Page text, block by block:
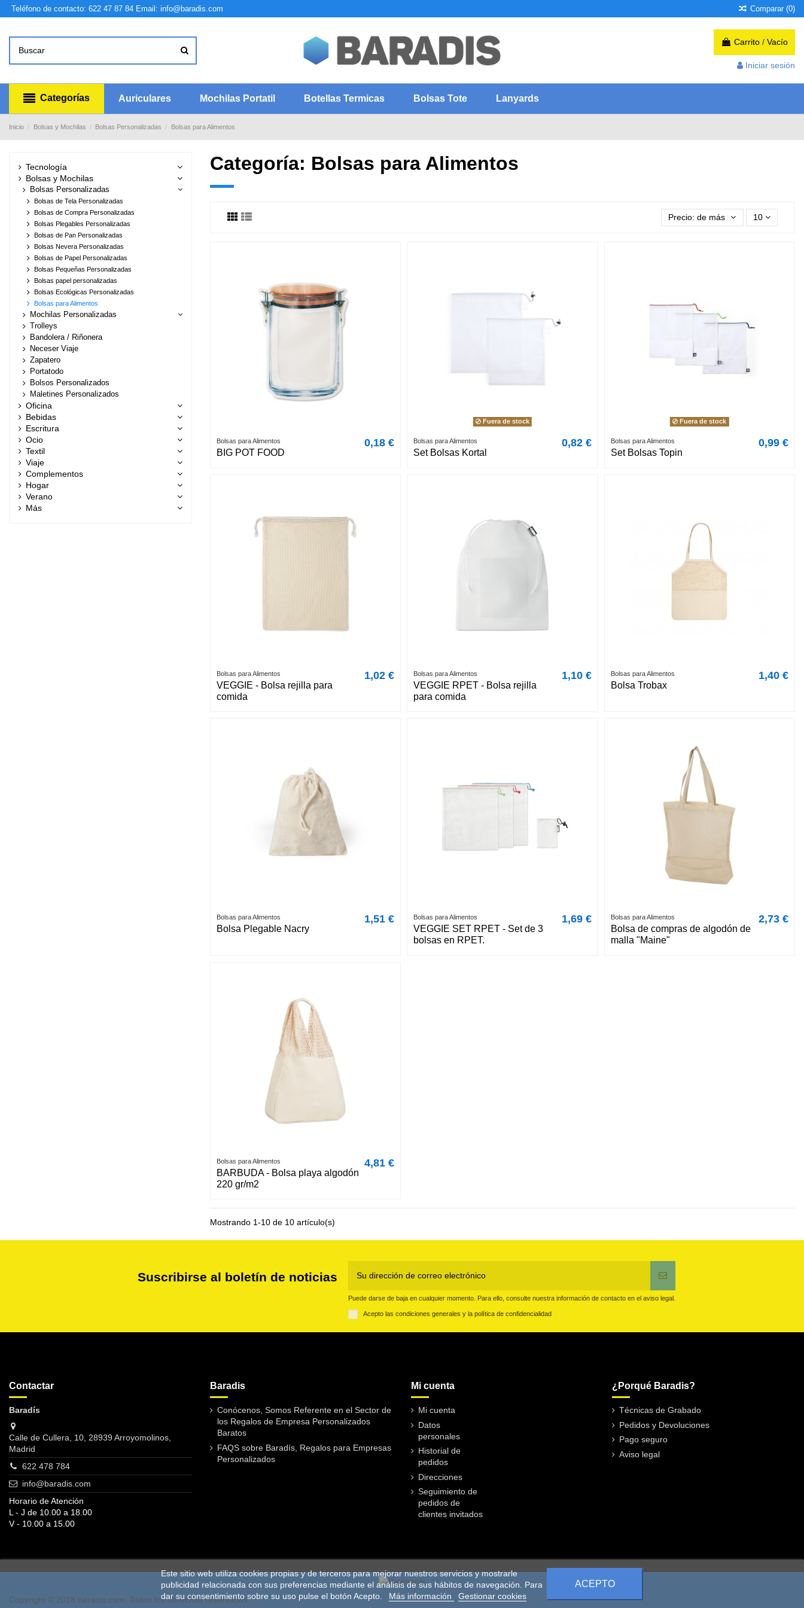
Teléfono de contacto: 622 47 87 84 Email: info@baradis.com Comparar (0)
Carrito / Vacío
Iniciar sesión
Categorías Auriculares Mochilas Portatil Botellas Termicas Bolsas Tote Lanyards
Inicio Bolsas y Mochilas Bolsas Personalizadas Bolsas para Alimentos
Categoría: Bolsas para Alimentos
Precio: de más bajo a más alto
10
Bolsas para Alimentos
BIG POT FOOD
0,18 €
Fuera de stock
Bolsas para Alimentos
Set Bolsas Kortal
0,82 €
Fuera de stock
Bolsas para Alimentos
Set Bolsas Topin
0,99 €
Bolsas para Alimentos
VEGGIE - Bolsa rejilla para
comida
1,02 € Bolsas para Alimentos
VEGGIE RPET - Bolsa rejilla
para comida
1,10 € Bolsas para Alimentos
Bolsa Trobax
1,40 €
Bolsas para Alimentos
Bolsa Plegable Nacry
1,51 € Bolsas para Alimentos
VEGGIE SET RPET - Set de 3
bolsas en RPET.
1,69 € Bolsas para Alimentos
Bolsa de compras de algodón de
malla "Maine"
2,73 €
Bolsas para Alimentos
BARBUDA - Bolsa playa algodón
220 gr/m2
4,81 €
Mostrando 1-10 de 10 artículo(s)
Tecnología
Bolsas y Mochilas
Bolsas Personalizadas
Bolsas de Tela Personalizadas
Bolsas de Compra Personalizadas
Bolsas Plegables Personalizadas
Bolsas de Pan Personalizadas
Bolsas Nevera Personalizadas
Bolsas de Papel Personalizadas
Bolsas Pequeñas Personalizadas
Bolsas papel personalizadas
Bolsas Ecológicas Personalizadas
Bolsas para Alimentos
Mochilas Personalizadas
Trolleys
Bandolera / Riñonera
Neceser Viaje
Zapatero
Portatodo
Bolsos Personalizados
Maletines Personalizados
Oficina
Bebidas
Escritura
Ocio
Textil
Viaje
Complementos
Hogar
Verano
Más
Suscribirse al boletín de noticias
Puede darse de baja en cualquier momento. Para ello, consulte nuestra información de contacto en el aviso legal.
Acepto las condiciones generales y la política de confidencialidad
Contactar
Baradís
Calle de Cullera, 10, 28939 Arroyomolinos,
Madrid
622 478 784
info@baradis.com
Horario de Atención
L - J de 10.00 a 18.00
V - 10.00 a 15.00
Baradis
Conócenos, Somos Referente en el Sector de
los Regalos de Empresa Personalizados
Baratos
FAQS sobre Baradís, Regalos para Empresas
Personalizados
Mi cuenta
Mi cuenta
Datos
personales
Historial de
pedidos
Direcciones
Seguimiento de
pedidos de
clientes invitados
¿Porqué Baradis?
Técnicas de Grabado
Pedidos y Devoluciones
Pago seguro
Aviso legal
Este sitio web utiliza cookies propias y de terceros para mejorar nuestros servicios y mostrarle
publicidad relacionada con sus preferencias mediante el análisis de sus hábitos de navegación. Para
dar su consentimiento sobre su uso pulse el botón Acepto.
Más información Gestionar cookies
ACEPTO
Copyright © 2018 baradis.com. Todos los derechos reservados.